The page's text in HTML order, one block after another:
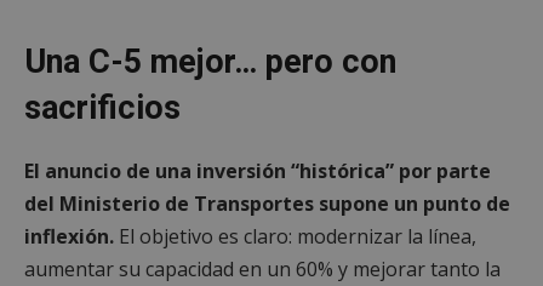
Una C-5 mejor… pero con
sacrificios
El anuncio de una inversión “histórica” por parte
del Ministerio de Transportes supone un punto de
inflexión. El objetivo es claro: modernizar la línea,
aumentar su capacidad en un 60% y mejorar tanto la